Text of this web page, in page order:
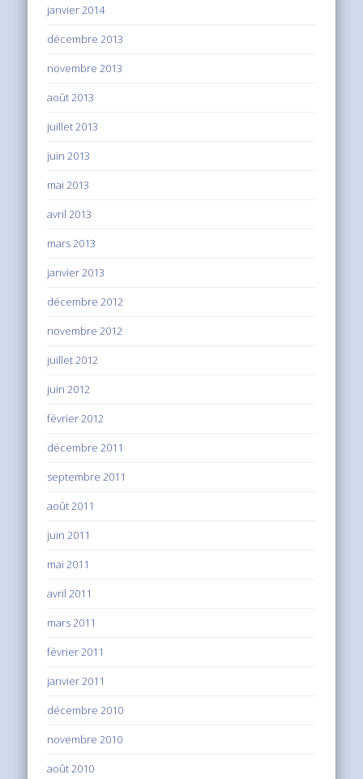
janvier 2014
décembre 2013
novembre 2013
août 2013
juillet 2013
juin 2013
mai 2013
avril 2013
mars 2013
janvier 2013
décembre 2012
novembre 2012
juillet 2012
juin 2012
février 2012
décembre 2011
septembre 2011
août 2011
juin 2011
mai 2011
avril 2011
mars 2011
février 2011
janvier 2011
décembre 2010
novembre 2010
août 2010